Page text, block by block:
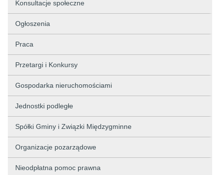
Konsultacje społeczne
Ogłoszenia
Praca
Przetargi i Konkursy
Gospodarka nieruchomościami
Jednostki podległe
Spółki Gminy i Związki Międzygminne
Organizacje pozarządowe
Nieodpłatna pomoc prawna